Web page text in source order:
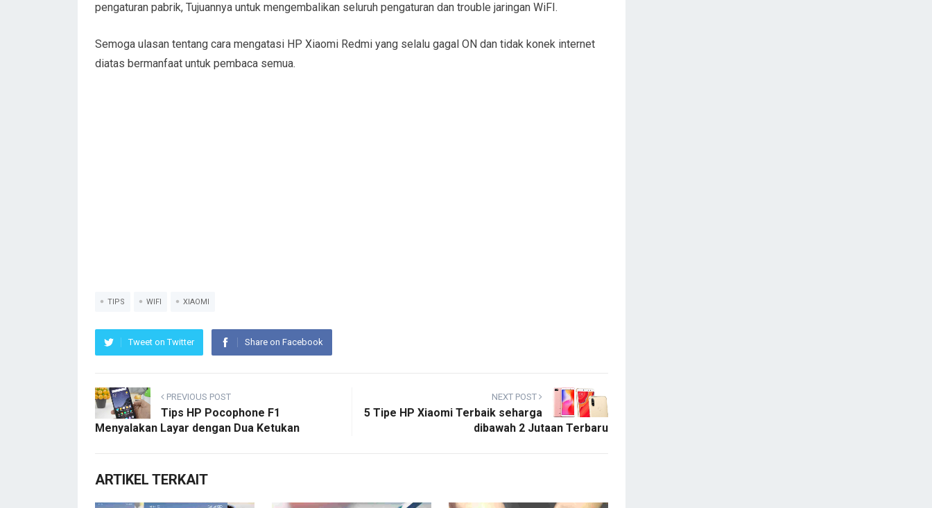
pengaturan pabrik, Tujuannya untuk mengembalikan seluruh pengaturan dan trouble jaringan WiFI.
Semoga ulasan tentang cara mengatasi HP Xiaomi Redmi yang selalu gagal ON dan tidak konek internet
diatas bermanfaat untuk pembaca semua.
TIPS WIFI XIAOMI
Tweet on Twitter Share on Facebook
PREVIOUS POST
Tips HP Pocophone F1
Menyalakan Layar dengan Dua Ketukan
NEXT POST
5 Tipe HP Xiaomi Terbaik seharga
dibawah 2 Jutaan Terbaru
ARTIKEL TERKAIT